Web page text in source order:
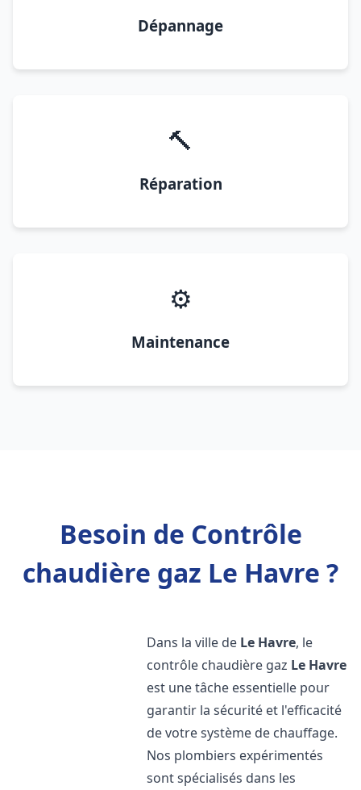
Dépannage
🔨
Réparation
⚙️
Maintenance
Besoin de Contrôle
chaudière gaz Le Havre ?
Dans la ville de Le Havre, le
contrôle chaudière gaz Le Havre
est une tâche essentielle pour
garantir la sécurité et l'efficacité
de votre système de chauffage.
Nos plombiers expérimentés
sont spécialisés dans les